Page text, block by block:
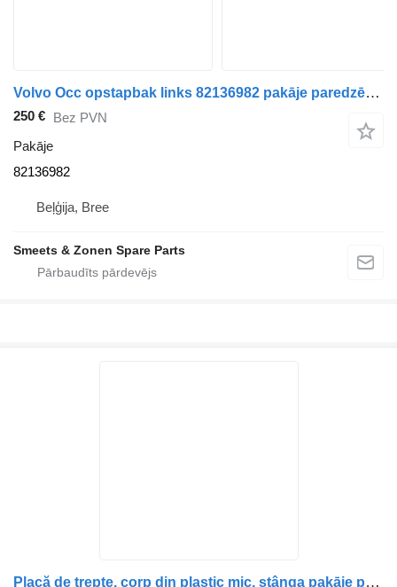
Volvo Occ opstapbak links 82136982 pakāje paredzēts kravas automašīnas
250 € Bez PVN
Pakāje
82136982
Beļģija, Bree
Smeets & Zonen Spare Parts
Placă de trepte, corp din plastic mic, stânga pakāje paredzēts Volvo kravas automašīnas